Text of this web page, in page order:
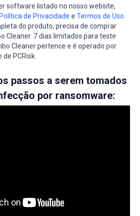
software listado no nosso website,
Política de Privacidade e Termos de Uso
do produto, precisa de comprar
Cleaner. 7 dias limitados para teste
Cleaner pertence e é operado por
PCRisk.
passos a serem tomados
por ransomware: